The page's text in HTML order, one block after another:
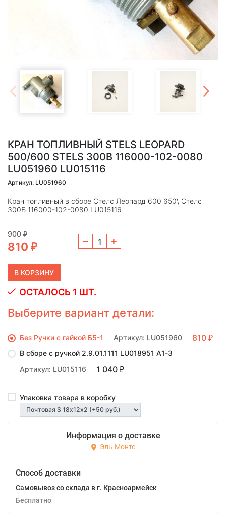
КРАН ТОПЛИВНЫЙ STELS LEOPARD
500/600 STELS 300B 116000-102-0080
LU051960 LU015116
Артикул: LU051960
Кран топливный в сборе Стелс Леопард 600 650\ Стелс
300Б 116000-102-0080 LU015116
900₽
810 ₽
ОСТАЛОСЬ 1 ШТ.
Выберите вариант детали:
Без Ручки с гайкой Б5-1 Артикул: LU051960 810 ₽
В сборе с ручкой 2.9.01.1111 LU018951 А1-3
Артикул: LU015116
1 040 ₽
Упаковка товара в коробку
Информация о доставке
Эль-Монте
Способ доставки
Самовывоз со склада в г. Красноармейск
Бесплатно